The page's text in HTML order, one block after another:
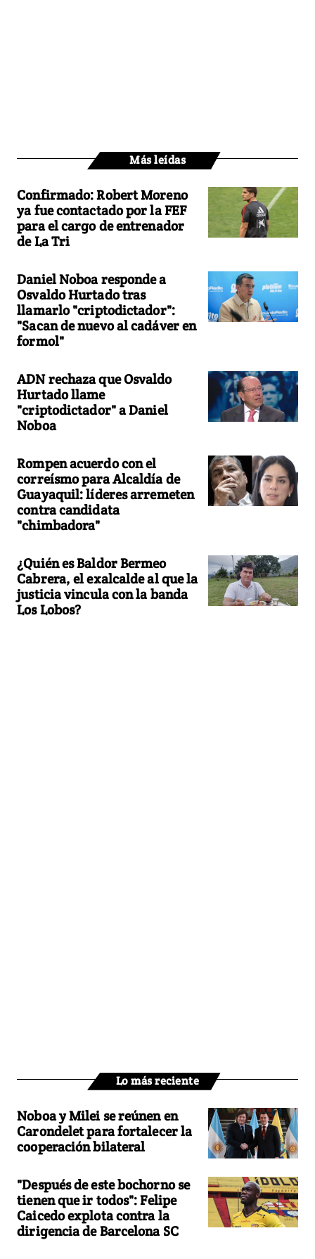
Más leídas
Confirmado: Robert Moreno
ya fue contactado por la FEF
para el cargo de entrenador
de La Tri
Daniel Noboa responde a
Osvaldo Hurtado tras
llamarlo "criptodictador":
"Sacan de nuevo al cadáver en
formol"
ADN rechaza que Osvaldo
Hurtado llame
"criptodictador" a Daniel
Noboa
Rompen acuerdo con el
correísmo para Alcaldía de
Guayaquil: líderes arremeten
contra candidata
"chimbadora"
¿Quién es Baldor Bermeo
Cabrera, el exalcalde al que la
justicia vincula con la banda
Los Lobos?
Lo más reciente
Noboa y Milei se reúnen en
Carondelet para fortalecer la
cooperación bilateral
"Después de este bochorno se
tienen que ir todos": Felipe
Caicedo explota contra la
dirigencia de Barcelona SC